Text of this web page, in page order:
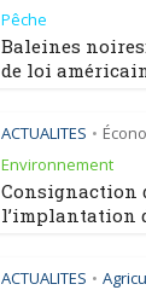
Pêche
Baleines
de loi
ACTUALITES •
Environnement
Consignaction
l’implantation
ACTUALITES •